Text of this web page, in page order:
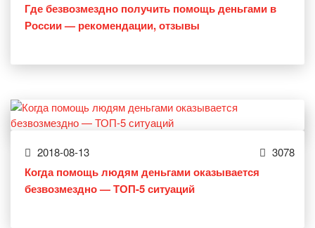
Где безвозмездно получить помощь деньгами в
России — рекомендации, отзывы
2018-08-13 3078
Когда помощь людям деньгами оказывается
безвозмездно — ТОП-5 ситуаций